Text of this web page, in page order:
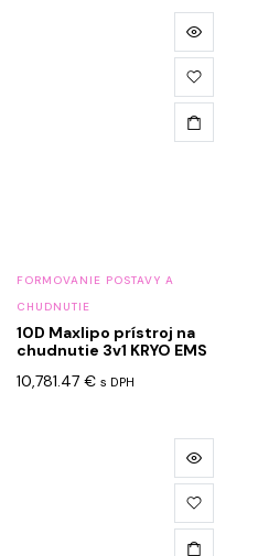
FORMOVANIE POSTAVY A
CHUDNUTIE
10D Maxlipo prístroj na
chudnutie 3v1 KRYO EMS
10,781.47 € s DPH